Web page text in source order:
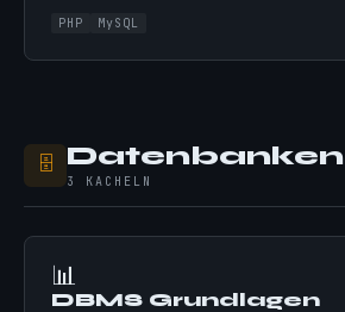
PHP MySQL
🗄️ Datenbanken
3 KACHELN
📊
DBMS Grundlagen